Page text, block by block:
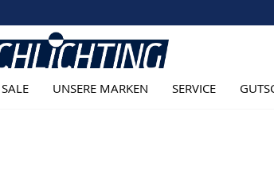
SALE UNSERE MARKEN SERVICE